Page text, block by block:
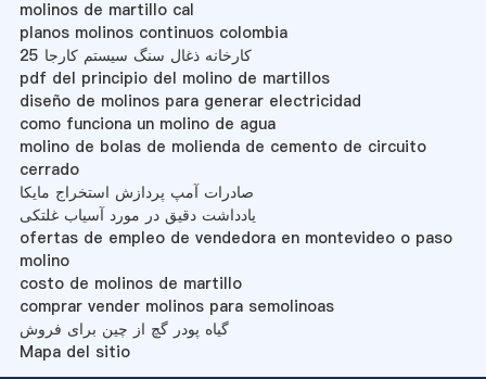
molinos de martillo cal
planos molinos continuos colombia
25 کارخانه ذغال سنگ سیستم کارجا
pdf del principio del molino de martillos
diseño de molinos para generar electricidad
como funciona un molino de agua
molino de bolas de molienda de cemento de circuito
cerrado
صادرات آمپ پردازش استخراج مایکا
یادداشت دقیق در مورد آسیاب غلتکی
ofertas de empleo de vendedora en montevideo o paso
molino
costo de molinos de martillo
comprar vender molinos para semolinoas
گیاه پودر گچ از چین برای فروش
Mapa del sitio